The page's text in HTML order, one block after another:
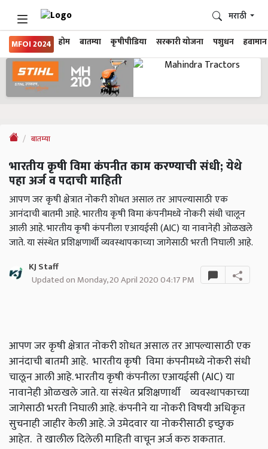
MFOI 2024 होम बातम्या कृषीपीडिया सरकारी योजना पशुधन हवामान
मराठी
बातम्या
भारतीय कृषी विमा कंपनीत काम करण्याची संधी; येथे
पहा अर्ज व पदाची माहिती
आपण जर कृषी क्षेत्रात नोकरी शोधत असाल तर आपल्यासाठी एक
आनंदाची बातमी आहे. भारतीय कृषी विमा कंपनीमध्ये नोकरी संधी चालून
आली आहे. भारतीय कृषी कंपनीला एआयईसी (AIC) या नावानेही ओळखले
जाते. या संस्थेत प्रशिक्षणार्थी व्यवस्थापकाच्या जागेसाठी भरती निघाली आहे.
KJ Staff
Updated on Monday, 20 April 2020 04:17 PM
आपण जर कृषी क्षेत्रात नोकरी शोधत असाल तर आपल्यासाठी एक
आनंदाची बातमी आहे. भारतीय कृषी विमा कंपनीमध्ये नोकरी संधी
चालून आली आहे. भारतीय कृषी कंपनीला एआयईसी (AIC) या
नावानेही ओळखले जाते. या संस्थेत प्रशिक्षणार्थी व्यवस्थापकाच्या
जागेसाठी भरती निघाली आहे. कंपनीने या नोकरी विषयी अधिकृत
सुचनाही जाहीर केली आहे. जे उमेदवार या नोकरीसाठी इच्छुक
आहेत. ते खालील दिलेली माहिती वाचून अर्ज करु शकतात.